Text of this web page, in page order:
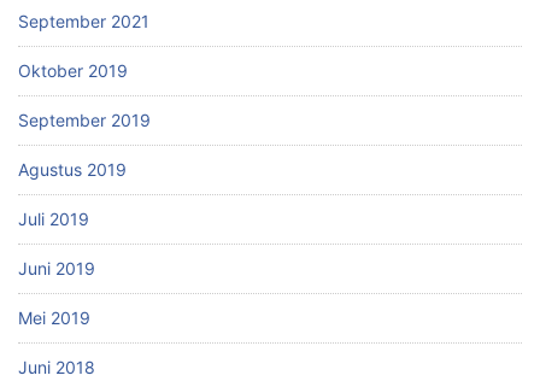
September 2021
Oktober 2019
September 2019
Agustus 2019
Juli 2019
Juni 2019
Mei 2019
Juni 2018